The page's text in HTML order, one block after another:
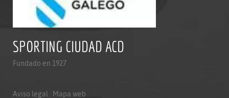
SPORTING CIUDAD ACD
Fundado en 1927
Aviso legal Mapa web